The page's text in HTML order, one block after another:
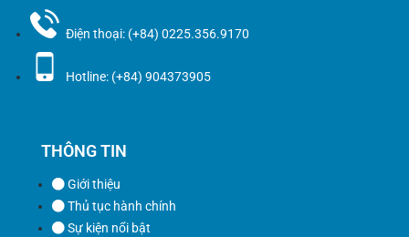
Điện thoại: (+84) 0225.356.9170
Hotline: (+84) 904373905
THÔNG TIN
Giới thiệu
Thủ tục hành chính
Sự kiện nổi bật